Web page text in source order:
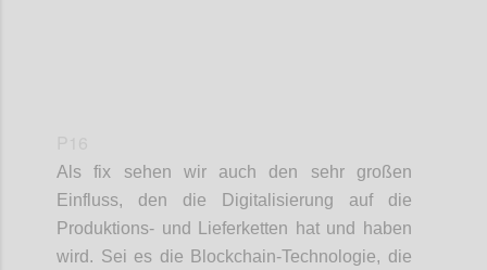
Als fix sehen wir auch den sehr großen
Einfluss, den die Digitalisierung auf die
Produktions- und Lieferketten hat und haben
wird. Sei es die Blockchain-Technologie, die